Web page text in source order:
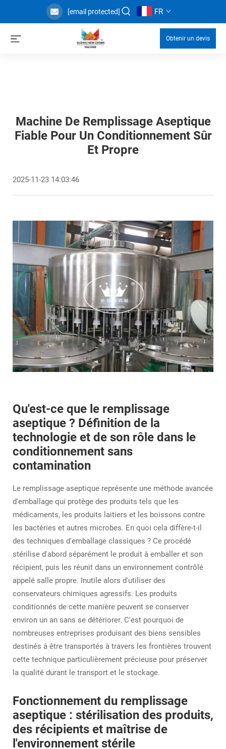
[email protected] FR
Obtenir un devis
Machine De Remplissage Aseptique
Fiable Pour Un Conditionnement Sûr
Et Propre
2025-11-23 14:03:46
Qu'est-ce que le remplissage
aseptique ? Définition de la
technologie et de son rôle dans le
conditionnement sans
contamination
Le remplissage aseptique représente une méthode avancée
d'emballage qui protège des produits tels que les
médicaments, les produits laitiers et les boissons contre
les bactéries et autres microbes. En quoi cela diffère-t-il
des techniques d'emballage classiques ? Ce procédé
stérilise d'abord séparément le produit à emballer et son
récipient, puis les réunit dans un environnement contrôlé
appelé salle propre. Inutile alors d'utiliser des
conservateurs chimiques agressifs. Les produits
conditionnés de cette manière peuvent se conserver
environ un an sans se détériorer. C'est pourquoi de
nombreuses entreprises produisant des biens sensibles
destinés à être transportés à travers les frontières trouvent
cette technique particulièrement précieuse pour préserver
la qualité durant le transport et le stockage.
Fonctionnement du remplissage
aseptique : stérilisation des produits,
des récipients et maîtrise de
l'environnement stérile